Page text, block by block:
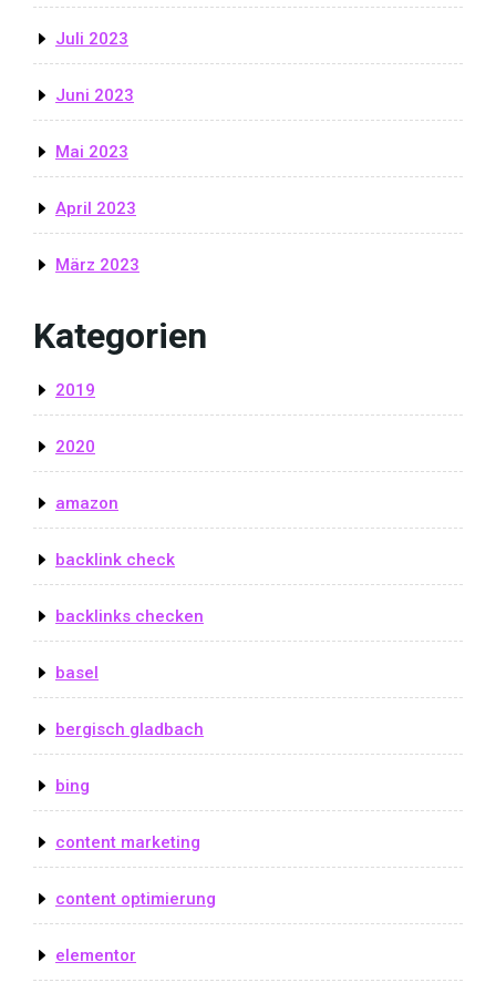
Juli 2023
Juni 2023
Mai 2023
April 2023
März 2023
Kategorien
2019
2020
amazon
backlink check
backlinks checken
basel
bergisch gladbach
bing
content marketing
content optimierung
elementor